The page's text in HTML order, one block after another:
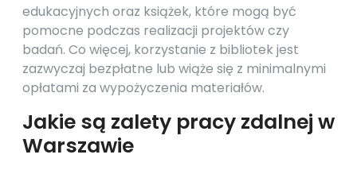
edukacyjnych oraz książek, które mogą być
pomocne podczas realizacji projektów czy
badań. Co więcej, korzystanie z bibliotek jest
zazwyczaj bezpłatne lub wiąże się z minimalnymi
opłatami za wypożyczenia materiałów.
Jakie są zalety pracy zdalnej w
Warszawie